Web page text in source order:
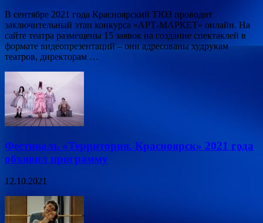
В сентябре 2021 года Красноярский ТЮЗ проводит
заключительный этап конкурса «АРТ-МАРКЕТ» онлайн. На
сайте театра размещены 15 заявок на создание спектаклей в
формате видеопрезентаций – они адресованы худрукам
театров, директорам …
Фестиваль «Территория. Красноярск» 2021 года
объявил программу
12.10.2021